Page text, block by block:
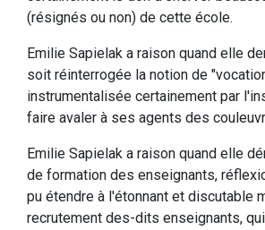
(résignés ou non) de cette école.
Emilie Sapielak a raison quand elle
soit réinterrogée la notion de
instrumentalisée certainement par
faire avaler à ses agents des
Emilie Sapielak a raison quand elle
de formation des enseignants,
pu étendre à l'étonnant et discutable
recrutement des-dits enseignants,